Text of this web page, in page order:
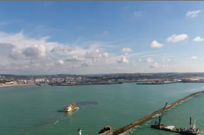
La mission consiste à réaliser
l’extension du port d’Ostende. Ce
travail s’est déroulé en trois
phases. Deux jetées ont été bâties
en mer et ont …
En savoir plus